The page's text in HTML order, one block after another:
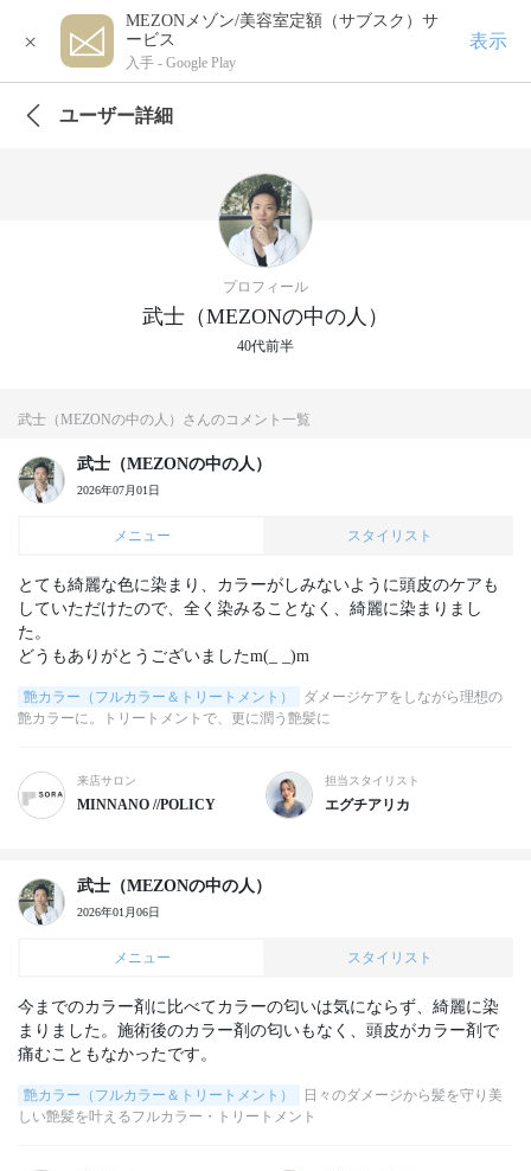
×
MEZONメゾン/美容室定額（サブスク）サ
ービス
入手 - Google Play
表示
ユーザー詳細
プロフィール
武士（MEZONの中の人）
40代前半
武士（MEZONの中の人）さんのコメント一覧
武士（MEZONの中の人）
2026年07月01日
メニュー スタイリスト
とても綺麗な色に染まり、カラーがしみないように頭皮のケアも
していただけたので、全く染みることなく、綺麗に染まりまし
た。
どうもありがとうございましたm(_ _)m
艶カラー（フルカラー＆トリートメント）
ダメージケアをしながら理想の
艶カラーに。トリートメントで、更に潤う艶髪に
来店サロン
MINNANO //POLICY
担当スタイリスト
エグチアリカ
武士（MEZONの中の人）
2026年01月06日
メニュー スタイリスト
今までのカラー剤に比べてカラーの匂いは気にならず、綺麗に染
まりました。施術後のカラー剤の匂いもなく、頭皮がカラー剤で
痛むこともなかったです。
艶カラー（フルカラー＆トリートメント）
日々のダメージから髪を守り美
しい艶髪を叶えるフルカラー・トリートメント